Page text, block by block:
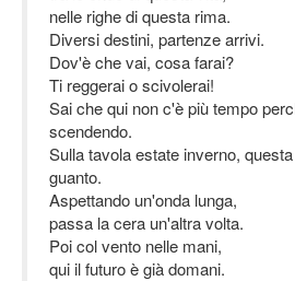
nelle righe di questa rima.
Diversi destini, partenze arrivi.
Dov'è che vai, cosa farai?
Ti reggerai o scivolerai!
Sai che qui non c'è più tempo
scendendo.
Sulla tavola estate inverno,
guanto.
Aspettando un'onda lunga,
passa la cera un'altra volta.
Poi col vento nelle mani,
qui il futuro è già domani.